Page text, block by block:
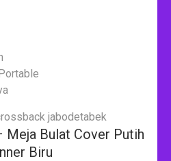
Meja Bulat Cover Putih
Biru